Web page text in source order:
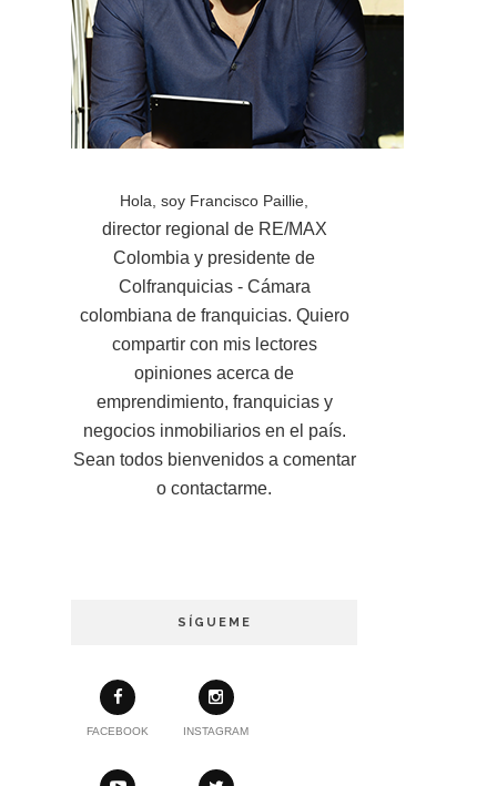
Hola, soy Francisco Paillie,
director regional de RE/MAX
Colombia y presidente de
Colfranquicias - Cámara
colombiana de franquicias. Quiero
compartir con mis lectores
opiniones acerca de
emprendimiento, franquicias y
negocios inmobiliarios en el país.
Sean todos bienvenidos a comentar
o contactarme.
SÍGUEME
FACEBOOK INSTAGRAM